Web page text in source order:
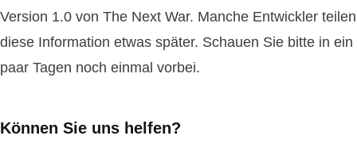
Version 1.0 von The Next War. Manche Entwickler teilen
diese Information etwas später. Schauen Sie bitte in ein
paar Tagen noch einmal vorbei.
Können Sie uns helfen?